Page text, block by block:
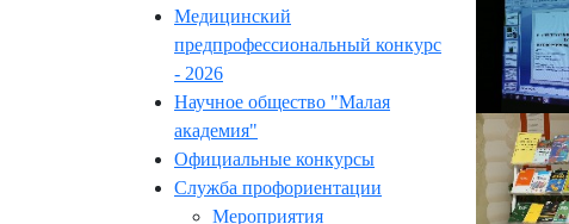
Медицинский
предпрофессиональный конкурс
- 2026
Научное общество "Малая
академия"
Официальные конкурсы
Служба профориентации
Мероприятия